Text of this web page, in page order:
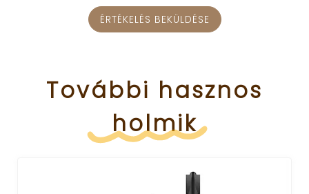
ÉRTÉKELÉS BEKÜLDÉSE
További hasznos
holmik